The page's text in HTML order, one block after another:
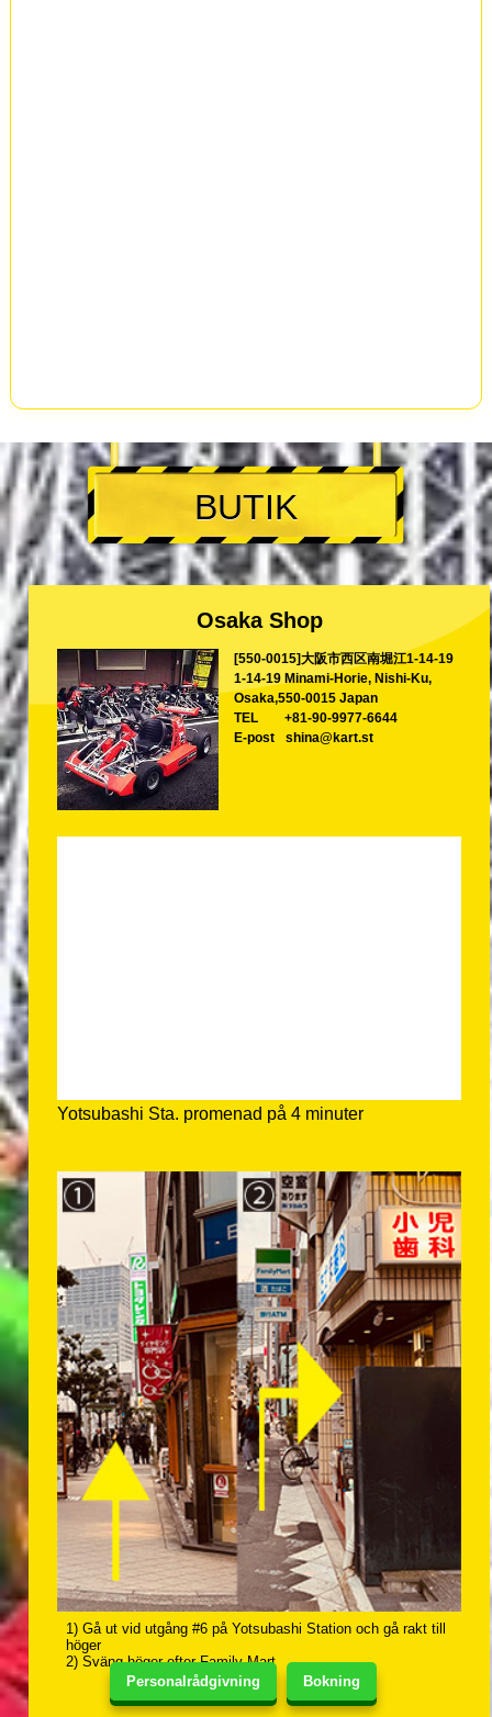
Personalrådgivning Bokning
BUTIK
Osaka Shop
[550-0015]大阪市西区南堀江1-14-19
1-14-19 Minami-Horie, Nishi-Ku,
Osaka,550-0015 Japan
TEL
+81-90-9977-6644
E-post
shina@kart.st
Yotsubashi Sta. promenad på 4 minuter
1) Gå ut vid utgång #6 på Yotsubashi Station och gå rakt till
höger
2) Sväng höger efter Family Mart